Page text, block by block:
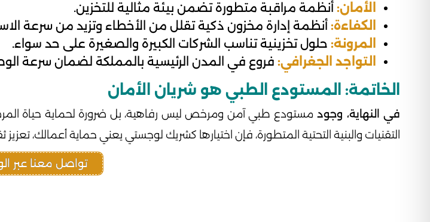
الأمان: أنظمة مراقبة متطورة تضمن بيئة مثالية للتخزين.
الكفاءة: أنظمة إدارة مخزون ذكية تقلل من الأخطاء وتزيد من سرعة
المرونة: حلول تخزينية تناسب الشركات الكبيرة والصغيرة على حد سواء.
التواجد الجغرافي: فروع في المدن الرئيسية بالمملكة لضمان سرعة
الخاتمة: المستودع الطبي هو شريان الأمان
في النهاية، وجودمستودع طبي آمن ومرخص ليس رفاهية، بل ضرورة لحماية حياة
التقنيات والبنية التحتية المتطورة، فإن اختيارها كشريك لوجستي يعني حماية أعمالك،
تواصل معنا عبر